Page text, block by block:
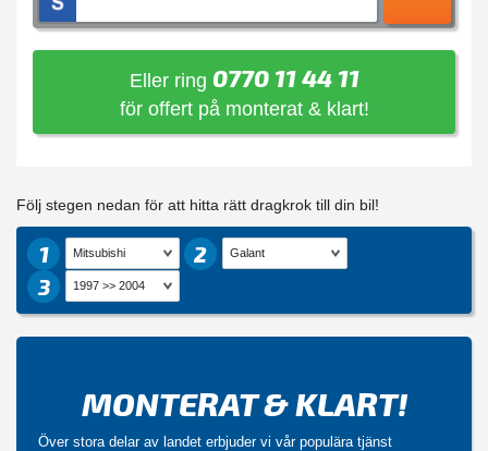
Eller ring 0770 11 44 11
för offert på monterat & klart!
Följ stegen nedan för att hitta rätt dragkrok till din bil!
1
2
3
MONTERAT & KLART!
Över stora delar av landet erbjuder vi vår populära tjänst